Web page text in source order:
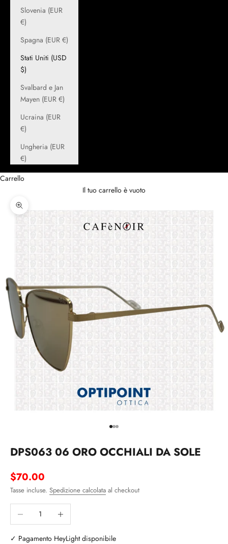
Slovenia (EUR
€)
Spagna (EUR €)
Stati Uniti (USD
$)
Svalbard e Jan
Mayen (EUR €)
Ucraina (EUR
€)
Ungheria (EUR
€)
Carrello
Il tuo carrello è vuoto
Ingrandisci immagine
Vai all'articolo 1
Vai all'articolo 2
Vai all'articolo 3
DPS063 06 ORO OCCHIALI DA SOLE
Prezzo scontato
$70.00
Tasse incluse. Spedizione calcolata al checkout
Diminuisci quantitàAumenta quantità
✓ Pagamento HeyLight disponibile